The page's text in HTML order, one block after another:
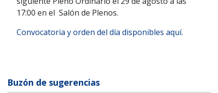
17:00 en el Salón de Plenos.
Convocatoria y orden del día disponibles aquí.
Buzón de sugerencias